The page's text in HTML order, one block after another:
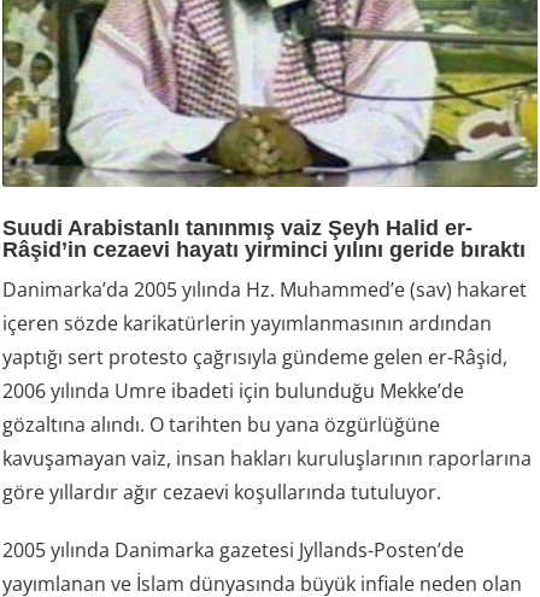
Suudi Arabistanlı tanınmış vaiz Şeyh Halid er-
Râşid’in cezaevi hayatı yirminci yılını geride bıraktı
Danimarka’da 2005 yılında Hz. Muhammed’e (sav) hakaret
içeren sözde karikatürlerin yayımlanmasının ardından
yaptığı sert protesto çağrısıyla gündeme gelen er-Râşid,
2006 yılında Umre ibadeti için bulunduğu Mekke’de
gözaltına alındı. O tarihten bu yana özgürlüğüne
kavuşamayan vaiz, insan hakları kuruluşlarının raporlarına
göre yıllardır ağır cezaevi koşullarında tutuluyor.
2005 yılında Danimarka gazetesi Jyllands-Posten’de
yayımlanan ve İslam dünyasında büyük infiale neden olan